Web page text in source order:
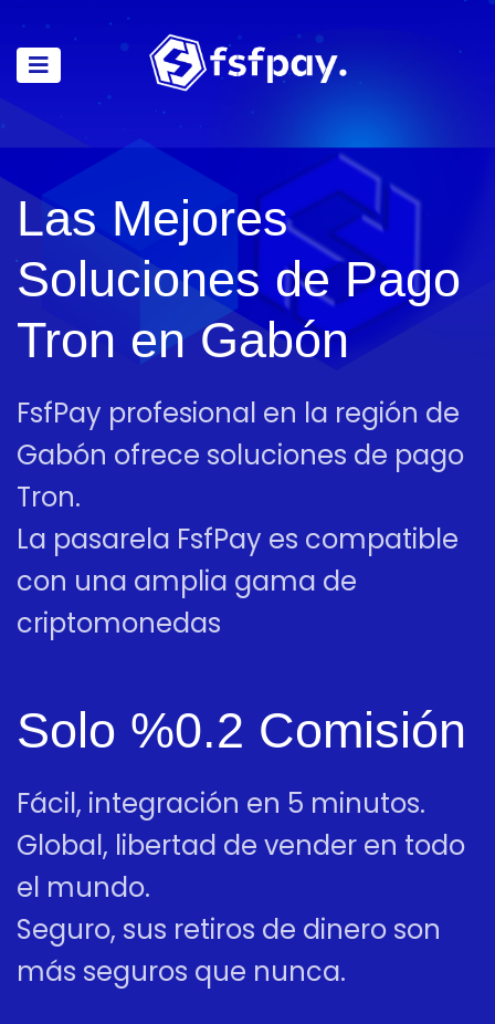
Las Mejores
Soluciones de Pago
Tron en Gabón
FsfPay profesional en la región de
Gabón ofrece soluciones de pago
Tron.
La pasarela FsfPay es compatible
con una amplia gama de
criptomonedas
Solo %0.2 Comisión
Fácil, integración en 5 minutos.
Global, libertad de vender en todo
el mundo.
Seguro, sus retiros de dinero son
más seguros que nunca.